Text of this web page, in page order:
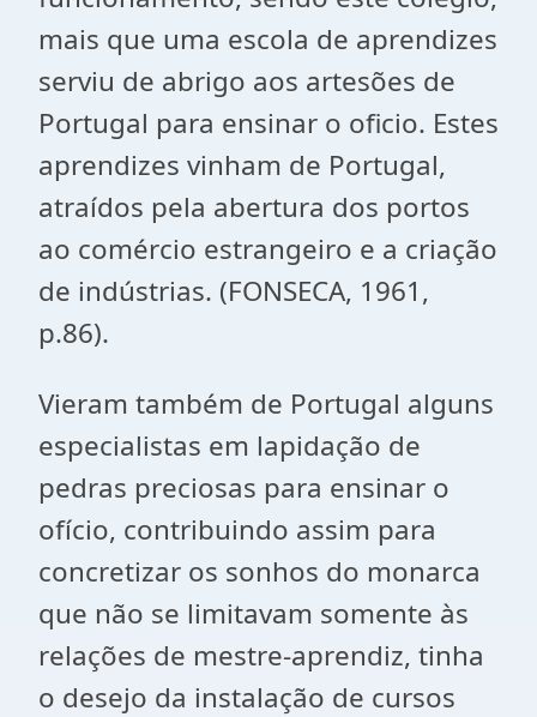
mais que uma escola de aprendizes
serviu de abrigo aos artesões de
Portugal para ensinar o oficio. Estes
aprendizes vinham de Portugal,
atraídos pela abertura dos portos
ao comércio estrangeiro e a criação
de indústrias. (FONSECA, 1961,
p.86).
Vieram também de Portugal alguns
especialistas em lapidação de
pedras preciosas para ensinar o
ofício, contribuindo assim para
concretizar os sonhos do monarca
que não se limitavam somente às
relações de mestre-aprendiz, tinha
o desejo da instalação de cursos